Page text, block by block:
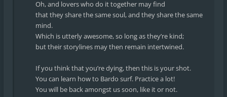
Oh, and lovers who do it together may find
that they share the same soul, and they share the same
mind.
Which is utterly awesome, so long as they’re kind;
but their storylines may then remain intertwined.
If you think that you’re dying, then this is your shot.
You can learn how to Bardo surf. Practice a lot!
You will be back amongst us soon, like it or not.